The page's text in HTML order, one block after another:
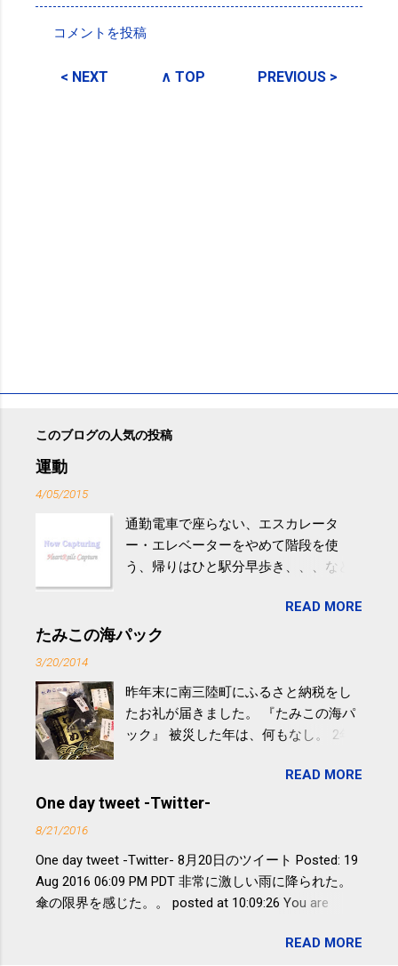
メ
コメントを投稿
< NEXT ∧ TOP PREVIOUS >
このブログの人気の投稿
運動
4/05/2015
通勤電車で座らない、エスカレータ
ー・エレベーターをやめて階段を使
う、帰りはひと駅分早歩き、、、など
やすい。 スポーツウェア・シューズで
するものだけが運動ではない。 食べ
けると改善する、との結果を筑波大の
研究チームが発表した。改善が期待で
きるのは、過度の飲酒が原因ではない
減らなくても効果があるという。 正田
教授は「汗ばむ程度の運動を毎日３０
波大「減量しなくても効果」 - ニュー
ス - アピタル（医療・健康）
READ MORE
たみこの海パック
3/20/2014
昨年末に南三陸町にふるさと納税をし
たお礼が届きました。 『たみこの海パ
ック』 被災した年は、何もなし。 2年
が『たみこの海パック』。 ボランティ
アや募金が苦手で、、、被災地の少し
全く考えていなかったので、貰えると
少しづつ復興してる感が伝わってきて
嬉しいです。 あと、ふるさと納税が節
ですが、節税になるほど稼げていない
READ MORE
One day tweet -Twitter-
8/21/2016
One day tweet -Twitter- 8月20日のツイート Posted: 19
Aug 2016 06:09 PM PDT 非常に激しい雨に降られた。
傘の限界を感じた。。 posted at 10:09:26 You are
SAKUMA(@SPC_Sakuma) - Twilog . To stop receiving
READ MORE